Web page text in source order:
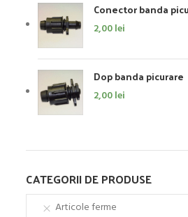
Conector banda
2,00lei
Dop banda picurare
2,00lei
CATEGORII DE PRODUSE
Articole ferme